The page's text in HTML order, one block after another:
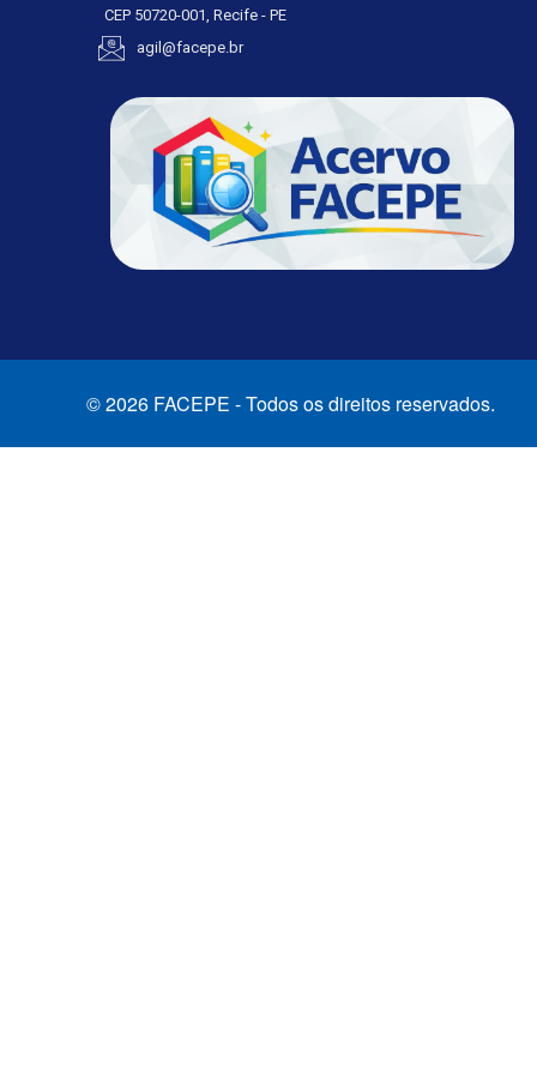
CEP 50720-001, Recife - PE
agil@facepe.br
© 2026 FACEPE - Todos os direitos reservados.